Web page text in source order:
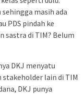
sehingga masih ada
PDS pindah ke
sastra di TIM? Belum
DKJ menyatu
stakeholder lain di TIM
DKJ punya